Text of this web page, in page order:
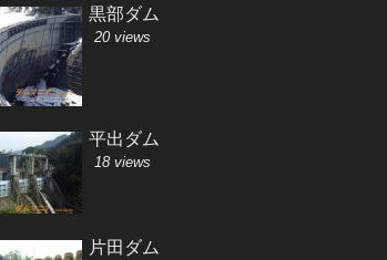
黒部ダム
20 views
平出ダム
18 views
片田ダム